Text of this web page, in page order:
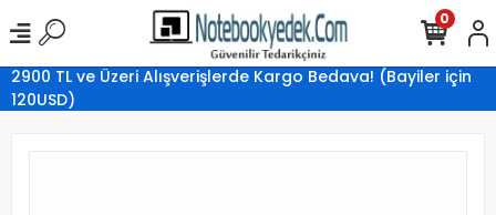
2900 TL ve Üzeri Alışverişlerde Kargo Bedava! (Bayiler için
120USD)
0